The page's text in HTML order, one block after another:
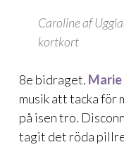
Caroline af
kortkort
8e bidraget.
musik att tacka för
på isen tro.
tagit det röda